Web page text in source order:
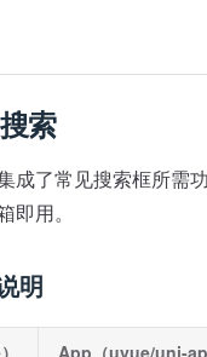
索
成了常见搜索框所需
即用。
明
App（uvue/uni-